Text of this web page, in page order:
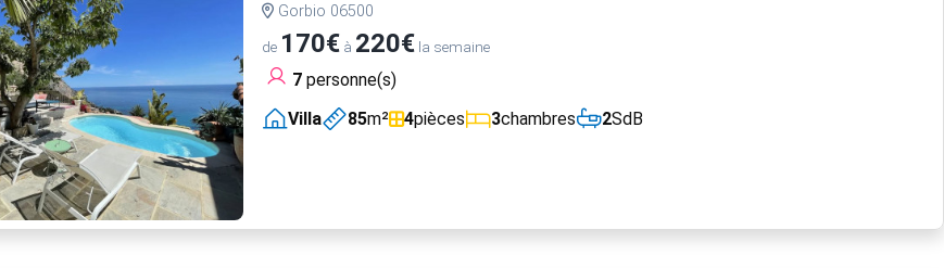
Gorbio 06500
de 170€à 220€la semaine
7personne(s)
Villa
85m² 4pièces 3chambres 2SdB